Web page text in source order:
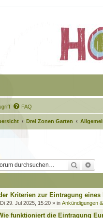
FAQ
Drei Zonen Garten
Suche
Kriterien zur Eintragung eines
Di 29. Jul 2025, 15:20 » in Ankündigungen
funktioniert die Eintragung